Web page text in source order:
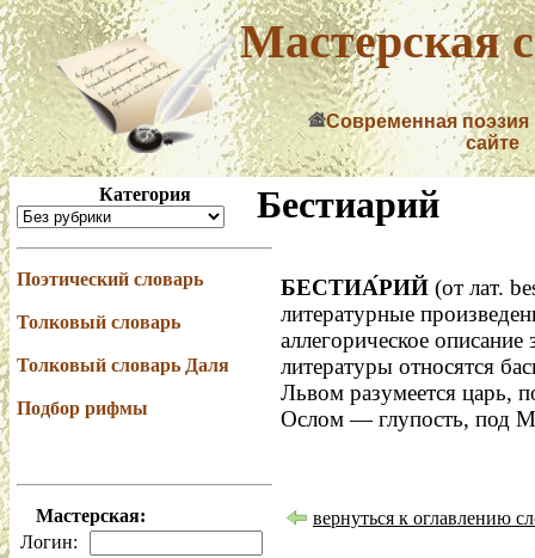
Мастерская
Современная поэзия
сайте
Категория
Поэтический словарь
Толковый словарь
Толковый словарь Даля
Подбор рифмы
Мастерская:
Логин:
Бестиарий
БЕСТИА́РИЙ (от лат.
литературные
аллегорическое
литературы относятся
Львом разумеется царь,
Ослом — глупость, под
вернуться к оглавлению